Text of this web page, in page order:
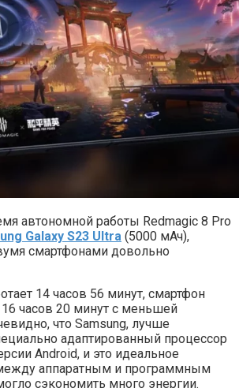
автономной работы Redmagic 8 Pro
Galaxy S23 Ultra (5000 мАч),
смартфонами довольно
14 часов 56 минут, смартфон
16 часов 20 минут с меньшей
что Samsung, лучше
адаптированный процессор
Android, и это идеальное
аппаратным и программным
сэкономить много энергии.